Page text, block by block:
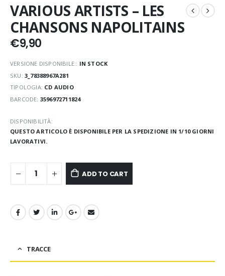
VARIOUS ARTISTS – LES
CHANSONS NAPOLITAINS
€9,90
VERSIONE DISPONIBILE:: IN STOCK
SKU: 3_78388967A281
TIPOLOGIA: CD AUDIO
BARCODE: 3596972711824
DISPONIBILITÀ:
QUESTO ARTICOLO È DISPONIBILE PER LA SPEDIZIONE IN 1/10 GIORNI
LAVORATIVI.
ADD TO CART
TRACCE